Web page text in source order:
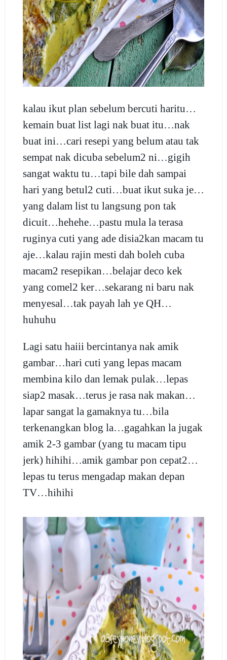
kalau ikut plan sebelum bercuti haritu…
kemain buat list lagi nak buat itu…nak
buat ini…cari resepi yang belum atau tak
sempat nak dicuba sebelum2 ni…gigih
sangat waktu tu…tapi bile dah sampai
hari yang betul2 cuti…buat ikut suka je…
yang dalam list tu langsung pon tak
dicuit…hehehe…pastu mula la terasa
ruginya cuti yang ade disia2kan macam tu
aje…kalau rajin mesti dah boleh cuba
macam2 resepikan…belajar deco kek
yang comel2 ker…sekarang ni baru nak
menyesal…tak payah lah ye QH…
huhuhu
Lagi satu haiii bercintanya nak amik
gambar…hari cuti yang lepas macam
membina kilo dan lemak pulak…lepas
siap2 masak…terus je rasa nak makan…
lapar sangat la gamaknya tu…bila
terkenangkan blog la…gagahkan la jugak
amik 2-3 gambar (yang tu macam tipu
jerk) hihihi…amik gambar pon cepat2…
lepas tu terus mengadap makan depan
TV…hihihi